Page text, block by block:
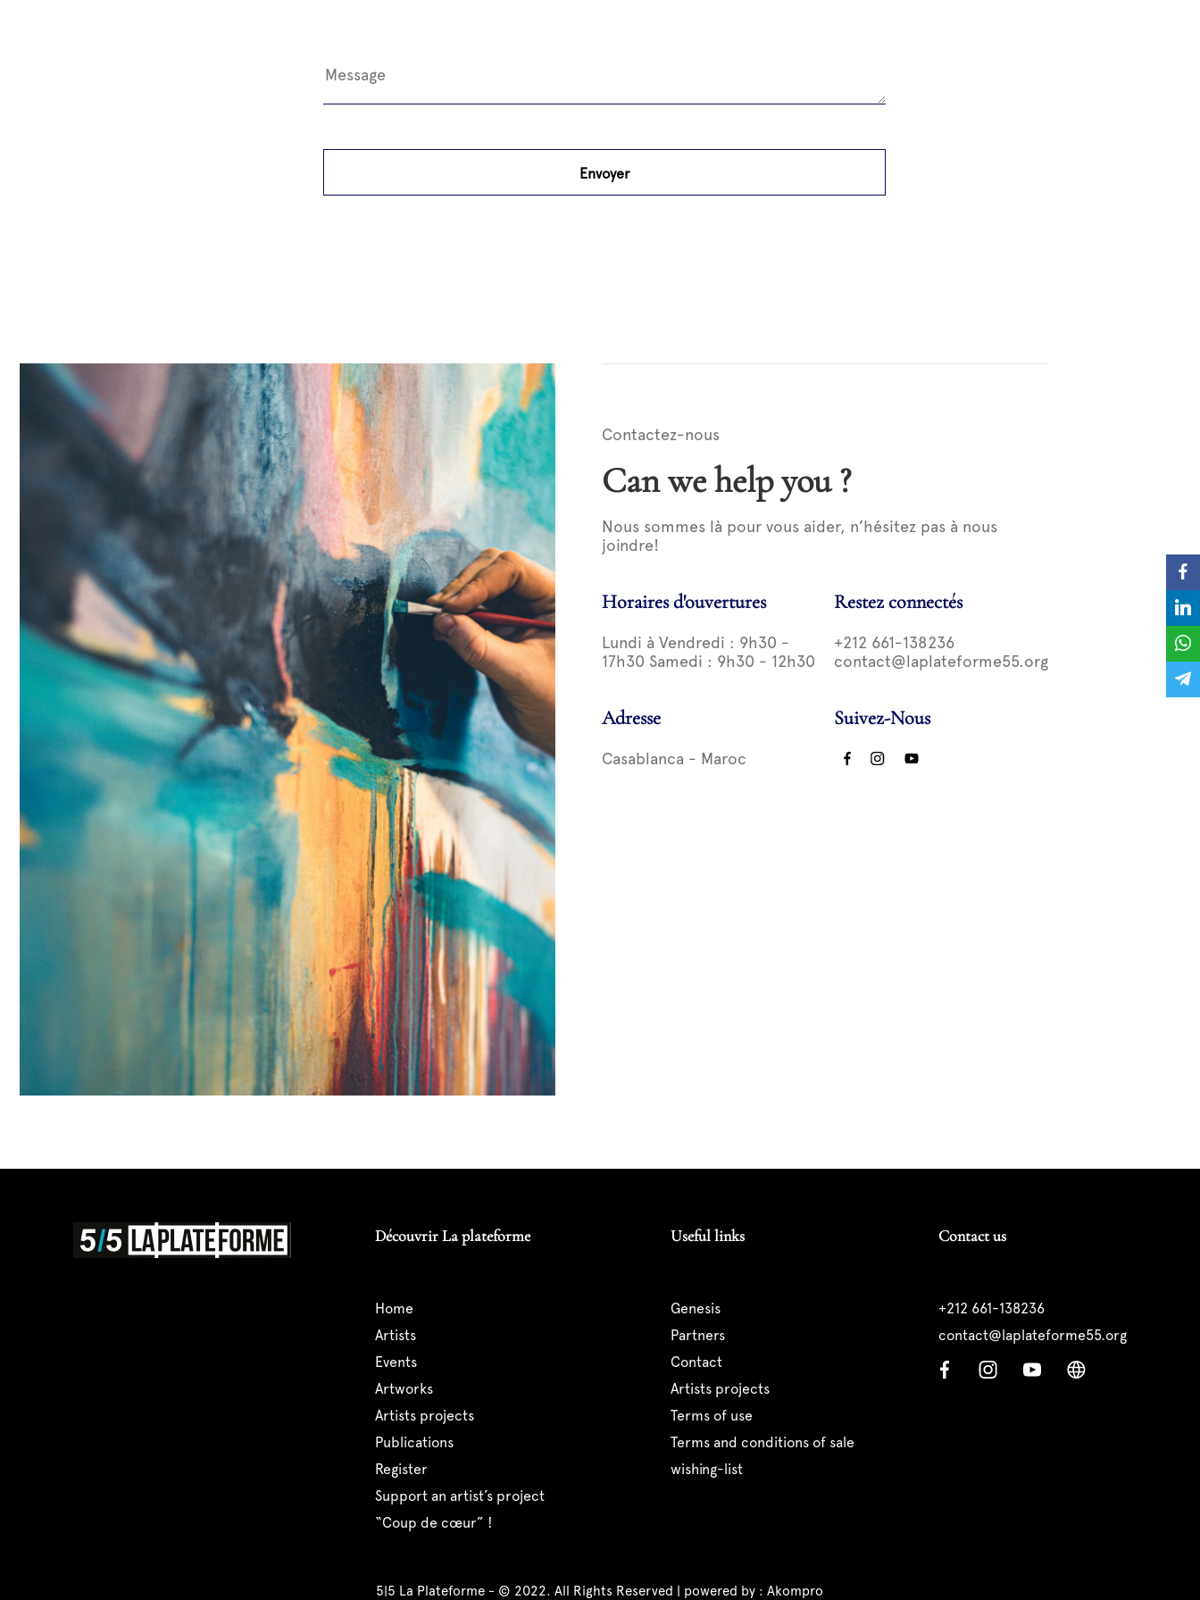
Contactez-nous
Can we help you ?
Nous sommes là pour vous aider, n’hésitez pas à nous
joindre!
Horaires d'ouvertures
Lundi à Vendredi : 9h30 -
17h30 Samedi : 9h30 - 12h30
Adresse
Casablanca - Maroc
Restez connectés
+212 661-138236
contact@laplateforme55.org
Suivez-Nous
Découvrir La plateforme
home
artists
events
artworks
artists projects
publications
register
support an artist’s project
“coup de cœur” !
Useful links
genesis
partners
contact
artists projects
terms of use
terms and conditions of sale
wishing-list
Contact us
+212 661-138236
contact@laplateforme55.org
5|5 La Plateforme - © 2022. All Rights Reserved | powered by :Akompro